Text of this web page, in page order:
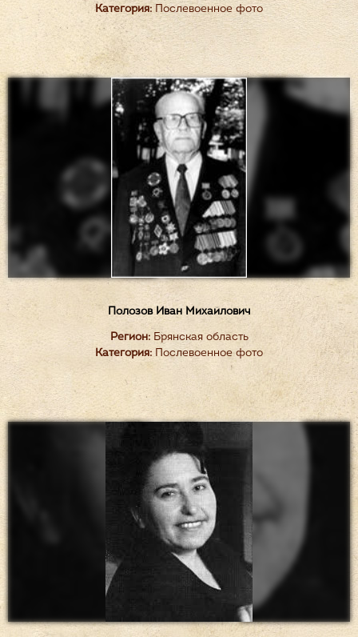
Категория:Послевоенное фото
Полозов Иван Михайлович
Регион:Брянская область
Категория:Послевоенное фото